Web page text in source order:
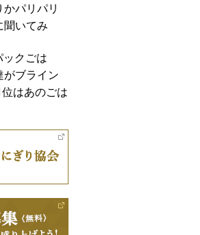
パリパリ
聞いてみ
クごは
がブライン
はあのごは